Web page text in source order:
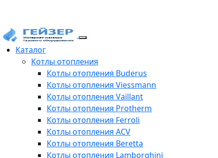
Каталог
Котлы отопления
Котлы отопления Buderus
Котлы отопления Viessmann
Котлы отопления Vaillant
Котлы отопления Protherm
Котлы отопления Ferroli
Котлы отопления ACV
Котлы отопления Beretta
Котлы отопления Lamborghini